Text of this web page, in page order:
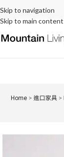
Skip to navigation
Skip to main content
Home> 進口家具>